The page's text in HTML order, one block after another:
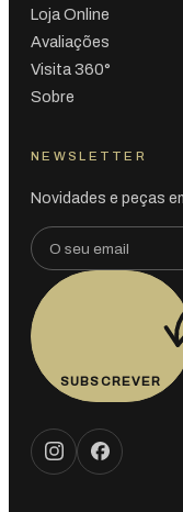
Loja Online
Avaliações
Visita 360°
Sobre
NEWSLETTER
Novidades e peças
SUBSCREVER